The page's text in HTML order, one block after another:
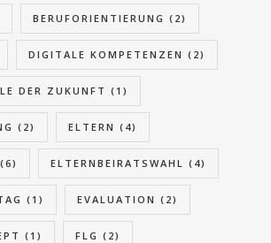
BERUFORIENTIERUNG (2)
DIGITALE KOMPETENZEN (2)
DER ZUKUNFT (1)
(2) ELTERN (4)
(6) ELTERNBEIRATSWAHL (4)
(1) EVALUATION (2)
(1) FLG (2)